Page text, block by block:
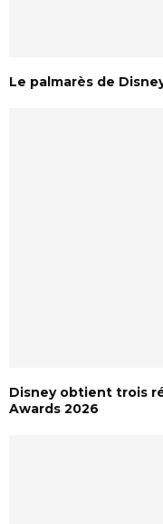
Le palmarès de
Disney obtient trois
Awards 2026